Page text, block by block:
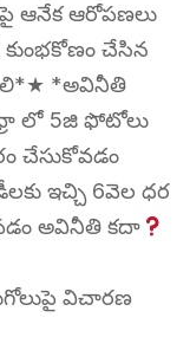
ఆనేక ఆరోపణలు
చేసిన
*అవినీతి
లో 5జి ఫోటోలు
చేసుకోవడం
ఇచ్చి 6వెల ధర
అవినీతి కదా
విచారణ